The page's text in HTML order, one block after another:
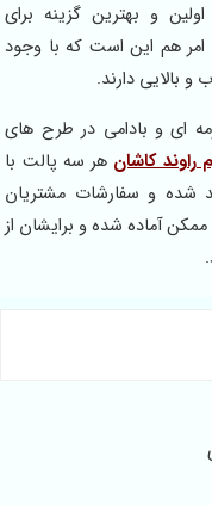
و بهترین گزینه برای
امر هم این است که با وجود
بالایی دارند.
ای و بادامی در طرح های
راوند کاشان هر سه پالت با
شده و سفارشات مشتریان
آماده شده و برایشان از